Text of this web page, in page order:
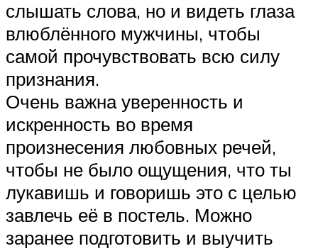
слышать слова, но и видеть глаза
влюблённого мужчины, чтобы
самой прочувствовать всю силу
признания.
Очень важна уверенность и
искренность во время
произнесения любовных речей,
чтобы не было ощущения, что ты
лукавишь и говоришь это с целью
завлечь её в постель. Можно
заранее подготовить и выучить